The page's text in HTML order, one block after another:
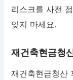
리스크를 사전
잊지 마세요.
재건축현금청
재건축현금청산